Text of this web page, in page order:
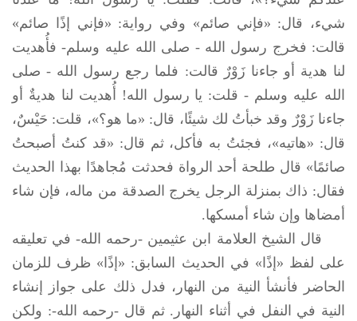
شيء، قال: «فإني صائم» وفي رواية: «فإني إذًا صائم»
قالت: فخرج رسول الله - صلى الله عليه وسلم- فأُهديت
لنا هدية أو جاءنا زَوْرٌ قالت: فلما رجع رسول الله - صلى
الله عليه وسلم - قلت: يا رسول الله! أُهديت لنا هديةٌ أو
جاءنا زَوْرٌ وقد خبأتُ لك شيئًا، قال: «ما هو؟»، قلت: حَيْسٌ،
قال: «هاتيه»، فجئتُ به فأكل، ثم قال: «قد كنتُ أصبحتُ
صائمًا» قال طلحة أحد الرواة فحدثت مُجاهدًا بهذا الحديث
فقال: ذاك بمنزلة الرجل يخرج الصدقة من ماله، فإن شاء
أمضاها وإن شاء أمسكها.
قال الشيخ العلامة ابن عثيمين -رحمه الله- في تعليقه
على لفظ «إذًا» في الحديث السابق: «إذًا» ظرف للزمان
الحاضر فأنشأ النية من النهار، فدل ذلك على جواز إنشاء
النية في النفل في أثناء النهار. ثم قال -رحمه الله-: ولكن